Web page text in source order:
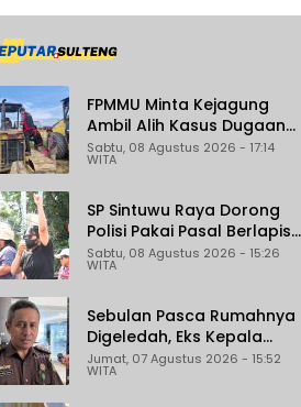
FPMMU Minta Kejagung
Ambil Alih Kasus Dugaan
Korupsi PT RAS di Morowali
Utara
Sabtu, 08 Agustus 2026 - 17:14
WITA
SP Sintuwu Raya Dorong
Polisi Pakai Pasal Berlapis
Jerat Oknum ASN Poso
Terlibat Dugaan
Beradik
Sabtu, 08 Agustus 2026 - 15:26
WITA
Sebulan Pasca Rumahnya
Digeledah, Eks Kepala
Bapenda Donggala Jadi
Tersangka Dugaan
Jumat, 07 Agustus 2026 - 15:52
WITA